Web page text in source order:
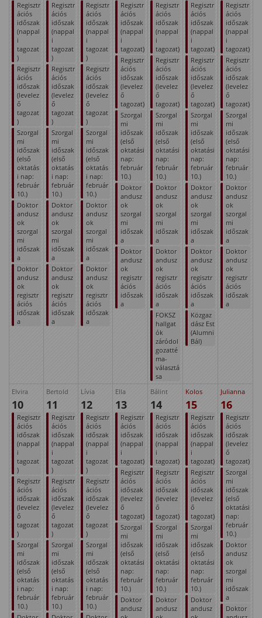
Regisztr
ációs
időszak
(nappal
i
tagozat
)
Regisztr
ációs
időszak
(levelez
ő
tagozat
)
Szorgal
mi
időszak
(első
oktatás
i nap:
február
10.)
Doktor
andusz
ok
szorgal
mi
időszak
a
Doktor
andusz
ok
regisztr
ációs
időszak
a
Regisztr
ációs
időszak
(nappal
i
tagozat
)
Regisztr
ációs
időszak
(levelez
ő
tagozat
)
Szorgal
mi
időszak
(első
oktatás
i nap:
február
10.)
Doktor
andusz
ok
szorgal
mi
időszak
a
Doktor
andusz
ok
regisztr
ációs
időszak
a
Regisztr
ációs
időszak
(nappal
i
tagozat
)
Regisztr
ációs
időszak
(levelez
ő
tagozat
)
Szorgal
mi
időszak
(első
oktatás
i nap:
február
10.)
Doktor
andusz
ok
szorgal
mi
időszak
a
Doktor
andusz
ok
regisztr
ációs
időszak
a
Regisztr
ációs
időszak
(nappal
i
tagozat)
Regisztr
ációs
időszak
(levelez
ő
tagozat)
Szorgal
mi
időszak
(első
oktatási
nap:
február
10.)
Doktor
andusz
ok
szorgal
mi
időszak
a
Doktor
andusz
ok
regisztr
ációs
időszak
a
Regisztr
ációs
időszak
(nappal
i
tagozat)
Regisztr
ációs
időszak
(levelez
ő
tagozat)
Szorgal
mi
időszak
(első
oktatási
nap:
február
10.)
Doktor
andusz
ok
szorgal
mi
időszak
a
Doktor
andusz
ok
regisztr
ációs
időszak
a
FOKSZ
hallgat
ók
záródol
gozatté
ma-
választá
sa
Regisztr
ációs
időszak
(nappal
i
tagozat)
Regisztr
ációs
időszak
(levelez
ő
tagozat)
Szorgal
mi
időszak
(első
oktatási
nap:
február
10.)
Doktor
andusz
ok
szorgal
mi
időszak
a
Doktor
andusz
ok
regisztr
ációs
időszak
a
Közgaz
dász Est
(Alumni
Bál)
Regisztr
ációs
időszak
(nappal
i
tagozat)
Regisztr
ációs
időszak
(levelez
ő
tagozat)
Szorgal
mi
időszak
(első
oktatási
nap:
február
10.)
Doktor
andusz
ok
szorgal
mi
időszak
a
Doktor
andusz
ok
regisztr
ációs
időszak
a
Elvira
10
Regisztr
ációs
időszak
(nappal
i
tagozat
)
Regisztr
ációs
időszak
(levelez
ő
tagozat
)
Szorgal
mi
időszak
(első
oktatás
i nap:
február
10.)
Bertold
11
Regisztr
ációs
időszak
(nappal
i
tagozat
)
Regisztr
ációs
időszak
(levelez
ő
tagozat
)
Szorgal
mi
időszak
(első
oktatás
i nap:
február
10.)
Lívia
12
Regisztr
ációs
időszak
(nappal
i
tagozat
)
Regisztr
ációs
időszak
(levelez
ő
tagozat
)
Szorgal
mi
időszak
(első
oktatás
i nap:
február
10.)
Ella
13
Regisztr
ációs
időszak
(nappal
i
tagozat)
Regisztr
ációs
időszak
(levelez
ő
tagozat)
Szorgal
mi
időszak
(első
oktatási
nap:
február
10.)
Doktor
andusz
Bálint
14
Regisztr
ációs
időszak
(nappal
i
tagozat)
Regisztr
ációs
időszak
(levelez
ő
tagozat)
Szorgal
mi
időszak
(első
oktatási
nap:
február
10.)
Doktor
andusz
Kolos
15
Regisztr
ációs
időszak
(nappal
i
tagozat)
Regisztr
ációs
időszak
(levelez
ő
tagozat)
Szorgal
mi
időszak
(első
oktatási
nap:
február
10.)
Doktor
andusz
Julianna
16
Regisztr
ációs
időszak
(levelez
ő
tagozat)
Szorgal
mi
időszak
(első
oktatási
nap:
február
10.)
Doktor
andusz
ok
szorgal
mi
időszak
a
Doktor